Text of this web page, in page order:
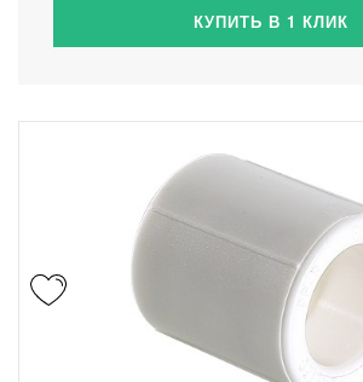
КУПИТЬ В 1 КЛИК